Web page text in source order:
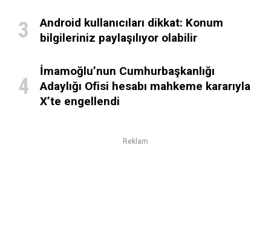
Android kullanıcıları dikkat: Konum
bilgileriniz paylaşılıyor olabilir
İmamoğlu’nun Cumhurbaşkanlığı
Adaylığı Ofisi hesabı mahkeme kararıyla
X’te engellendi
Reklam